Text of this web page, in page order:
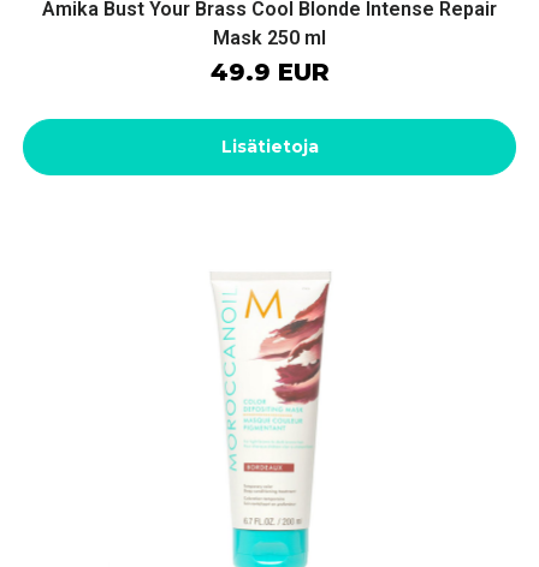
Amika Bust Your Brass Cool Blonde Intense Repair
Mask 250 ml
49.9 EUR
Lisätietoja